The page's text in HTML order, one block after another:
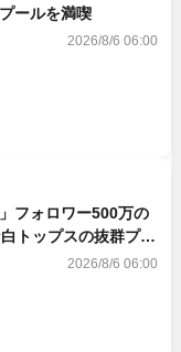
ールを満喫
2026/8/6 06:00
フォロワー500万の
トップスの抜群プロ
2026/8/6 06:00